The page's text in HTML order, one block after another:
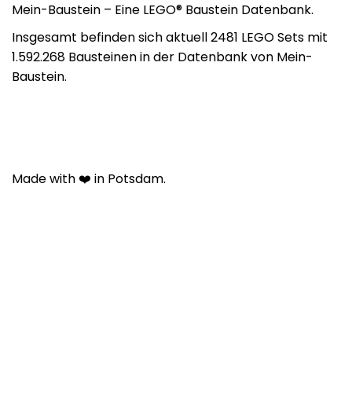
Mein-Baustein – Eine LEGO® Baustein Datenbank.
Insgesamt befinden sich aktuell 2481 LEGO Sets mit
1.592.268 Bausteinen in der Datenbank von Mein-
Baustein.
Made with ❤️ in Potsdam.